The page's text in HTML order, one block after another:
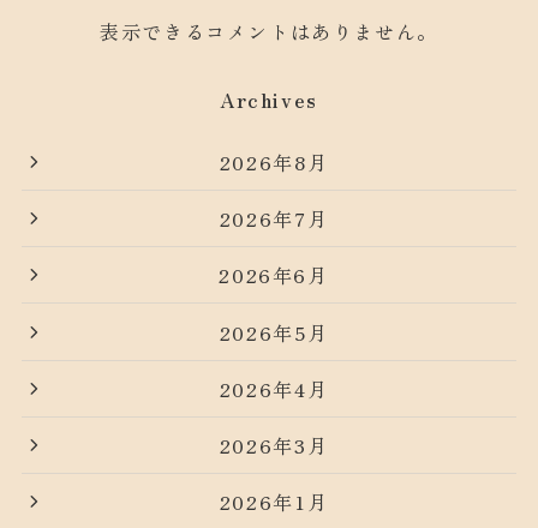
表示できるコメントはありません。
Archives
2026年8月
2026年7月
2026年6月
2026年5月
2026年4月
2026年3月
2026年1月